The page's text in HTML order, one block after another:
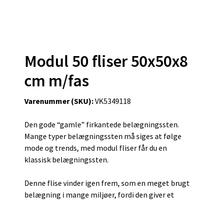
Modul 50 fliser 50x50x8
cm m/fas
Varenummer (SKU):VK5349118
Den gode “gamle” firkantede belægningssten.
Mange typer belægningssten må siges at følge
mode og trends, med modul fliser får du en
klassisk belægningssten.
Denne flise vinder igen frem, som en meget brugt
belægning i mange miljøer, fordi den giver et